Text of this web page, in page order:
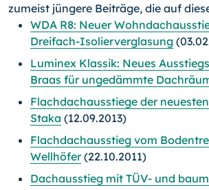
zumeist jüngere Beiträge, die auf
WDA R8: Neuer
Dreifach-Isolierverglasung
Luminex Klassik: Neues
Braas für ungedämmte
Flachdachausstiege der
Staka (12.09.2013)
Flachdachausstieg vom
Wellhöfer(22.10.2011)
Dachausstieg mit TÜV- und